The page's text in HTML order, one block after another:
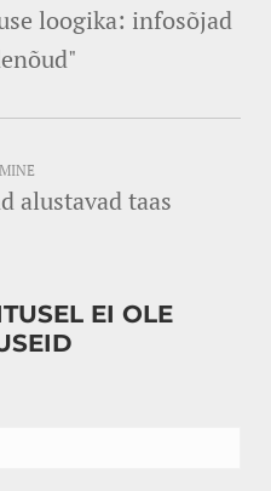
loogika: infosõjad
alustavad taas
EI OLE